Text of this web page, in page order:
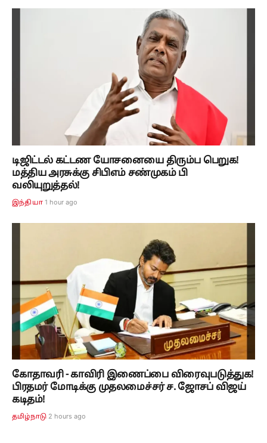
டிஜிட்டல் கட்டண யோசனையை திரும்ப பெறுக!
மத்திய அரசுக்கு சிபிஎம் சண்முகம் பி
வலியுறுத்தல்!
இந்தியா 1 hour ago
கோதாவரி - காவிரி இணைப்பை விரைவுபடுத்துக!
பிரதமர் மோடிக்கு முதலமைச்சர் ச. ஜோசப் விஜய்
கடிதம்!
தமிழ்நாடு 2 hours ago